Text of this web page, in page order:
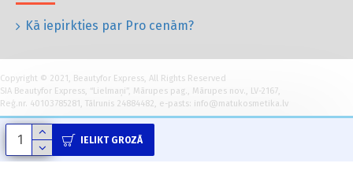
IELIKT GROZĀ
Kā iepirkties par Pro cenām?
Copyright © 2021, Beautyfor Express, All Rights Reserved
SIA Beautyfor Express, “Lielmaņi”, Mārupes pag., Mārupes nov., LV-2167,
Reģ.nr. 40103785281, Tālrunis 24884482, e-pasts: info@matukosmetika.lv